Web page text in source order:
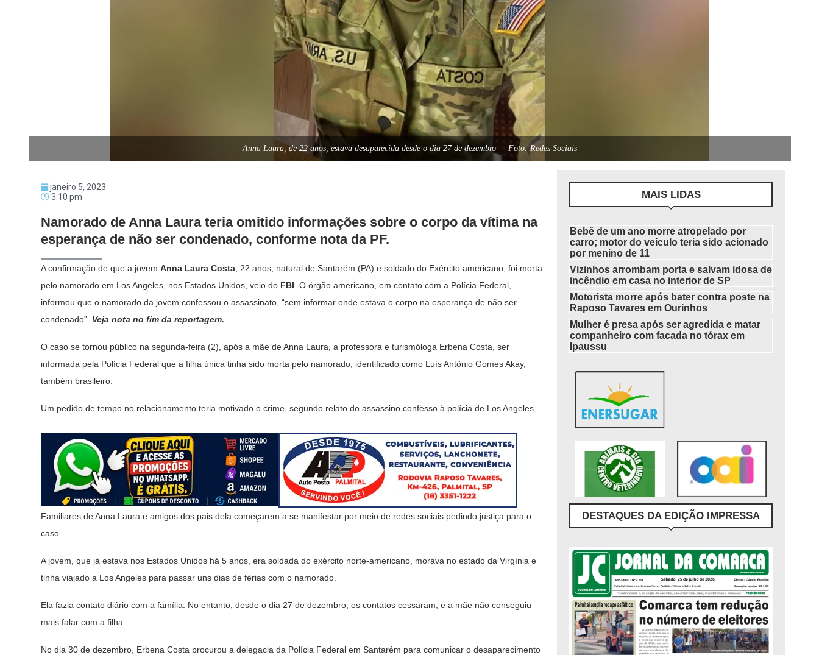
Anna Laura, de 22 anos, estava desaparecida desde o dia 27 de dezembro — Foto: Redes Sociais
janeiro 5, 2023
3:10 pm
Namorado de Anna Laura teria omitido informações sobre o corpo da vítima na
esperança de não ser condenado, conforme nota da PF.
A confirmação de que a jovem Anna Laura Costa , 22 anos, natural de Santarém (PA) e soldado do Exército americano, foi morta
pelo namorado em Los Angeles, nos Estados Unidos, veio do FBI . O órgão americano, em contato com a Polícia Federal,
informou que o namorado da jovem confessou o assassinato, “sem informar onde estava o corpo na esperança de não ser
condenado”. Veja nota no fim da reportagem.
O caso se tornou público na segunda-feira (2), após a mãe de Anna Laura, a professora e turismóloga Erbena Costa, ser
informada pela Polícia Federal que a filha única tinha sido morta pelo namorado, identificado como Luís Antônio Gomes Akay,
também brasileiro.
Um pedido de tempo no relacionamento teria motivado o crime, segundo relato do assassino confesso à polícia de Los Angeles.
Familiares de Anna Laura e amigos dos pais dela começarem a se manifestar por meio de redes sociais pedindo justiça para o
caso.
A jovem, que já estava nos Estados Unidos há 5 anos, era soldada do exército norte-americano, morava no estado da Virgínia e
tinha viajado a Los Angeles para passar uns dias de férias com o namorado.
Ela fazia contato diário com a família. No entanto, desde o dia 27 de dezembro, os contatos cessaram, e a mãe não conseguiu
mais falar com a filha.
No dia 30 de dezembro, Erbena Costa procurou a delegacia da Polícia Federal em Santarém para comunicar o desaparecimento
MAIS LIDAS
Bebê de um ano morre atropelado por
carro; motor do veículo teria sido acionado
por menino de 11
Vizinhos arrombam porta e salvam idosa de
incêndio em casa no interior de SP
Motorista morre após bater contra poste na
Raposo Tavares em Ourinhos
Mulher é presa após ser agredida e matar
companheiro com facada no tórax em
Ipaussu
DESTAQUES DA EDIÇÃO IMPRESSA